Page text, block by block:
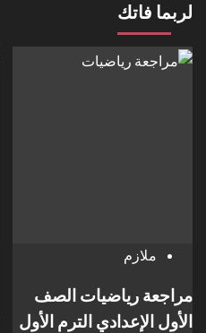
لربما فاتك
ملازم
مراجعة رياضيات الصف
الأول الإعدادي الترم الأول